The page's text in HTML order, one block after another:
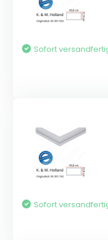
Sofort
Sofort